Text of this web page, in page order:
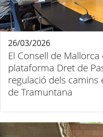
El Consell de
plataforma Dret de
regulació dels camins
de Tramuntana
26/03/2026